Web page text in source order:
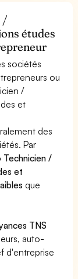
/
études
sociétés
ou
/
et
des
Par
Technicien /
et
que
TNS
auto-
d'entreprise